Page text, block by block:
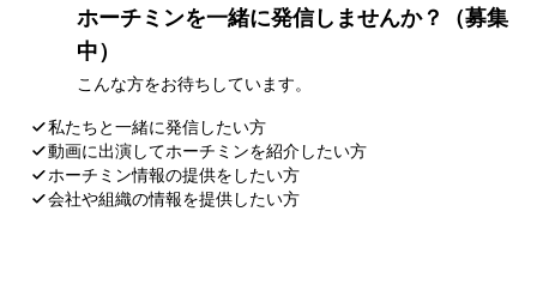
ホーチミンを一緒に発信しませんか？（募集
中）
こんな方をお待ちしています。
私たちと一緒に発信したい方
動画に出演してホーチミンを紹介したい方
ホーチミン情報の提供をしたい方
会社や組織の情報を提供したい方